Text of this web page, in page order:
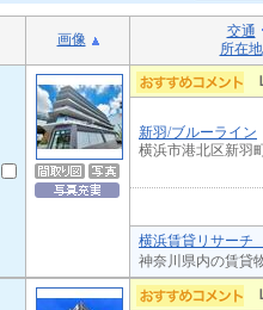
画像
交通
所在地
新羽/ブルーライン
横浜市港北区新羽
横浜賃貸リサーチ
神奈川県内の賃貸